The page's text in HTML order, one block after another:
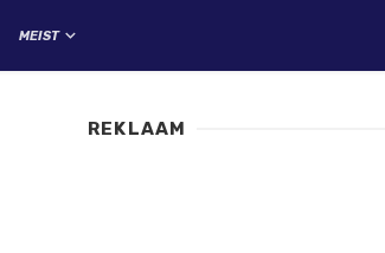
MEIST
REKLAAM